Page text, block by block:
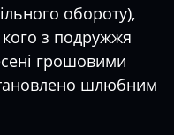
обороту),
кого з подружжя
грошовими
шлюбним